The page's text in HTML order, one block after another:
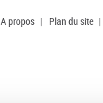
A propos | Plan du site |